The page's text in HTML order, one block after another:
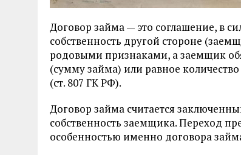
Договор займа — это соглашение, в
собственность другой стороне
родовыми признаками, а заемщик
(сумму займа) или равное
(ст. 807 ГК РФ).
Договор займа считается
собственность заемщика. Переход
особенностью именно договора